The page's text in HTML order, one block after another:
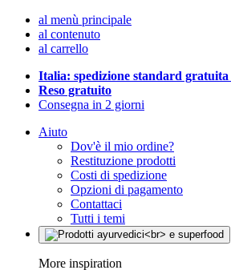
al menù principale
al contenuto
al carrello
Italia: spedizione standard gratuita
Reso gratuito
Consegna in 2 giorni
Aiuto
Dov'è il mio ordine?
Restituzione prodotti
Costi di spedizione
Opzioni di pagamento
Contattaci
Tutti i temi
More inspiration